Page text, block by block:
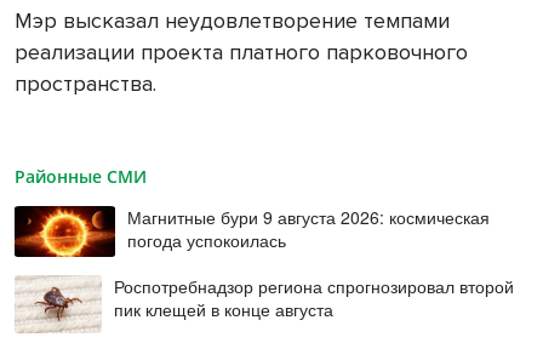
Мэр высказал неудовлетворение темпами
реализации проекта платного парковочного
пространства.
Районные СМИ
Магнитные бури 9 августа 2026: космическая
погода успокоилась
Роспотребнадзор региона спрогнозировал второй
пик клещей в конце августа